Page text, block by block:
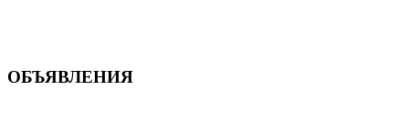
ОБЪЯВЛЕНИЯ